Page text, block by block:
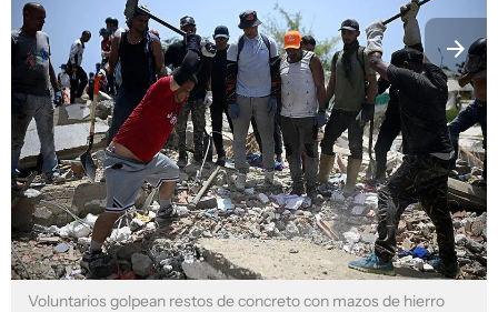
Voluntarios golpean restos de concreto con mazos de hierro